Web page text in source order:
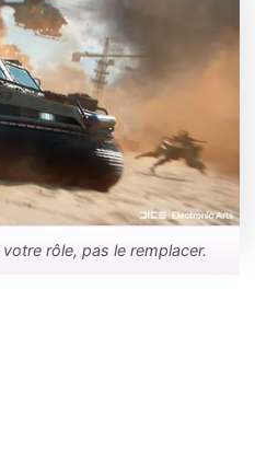
rôle, pas le remplacer.